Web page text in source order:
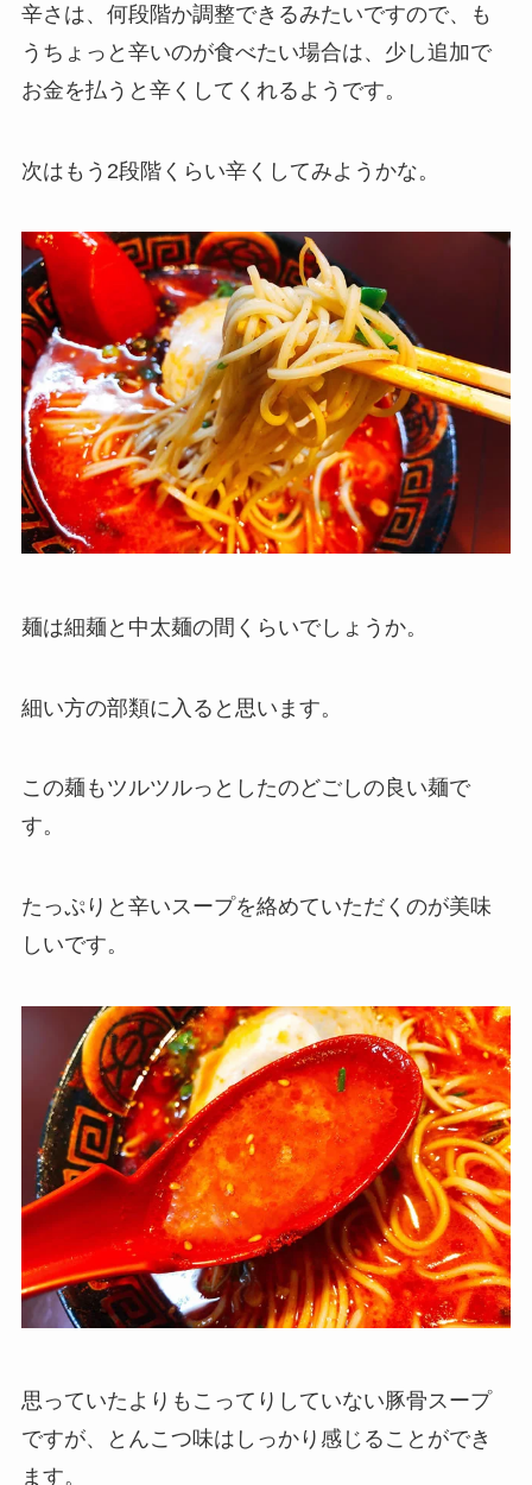
辛さは、何段階か調整できるみたいですので、も
うちょっと辛いのが食べたい場合は、少し追加で
お金を払うと辛くしてくれるようです。
次はもう2段階くらい辛くしてみようかな。
麺は細麺と中太麺の間くらいでしょうか。
細い方の部類に入ると思います。
この麺もツルツルっとしたのどごしの良い麺で
す。
たっぷりと辛いスープを絡めていただくのが美味
しいです。
思っていたよりもこってりしていない豚骨スープ
ですが、とんこつ味はしっかり感じることができ
ます。